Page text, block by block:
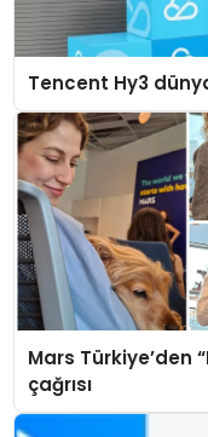
Tencent Hy3
Mars Türkiye’den
çağrısı